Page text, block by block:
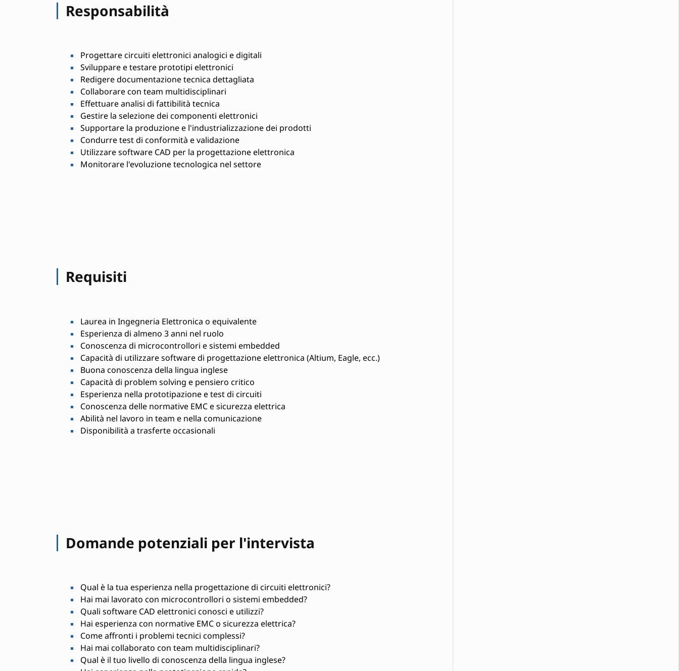
Responsabilità
Progettare circuiti elettronici analogici e digitali
Sviluppare e testare prototipi elettronici
Redigere documentazione tecnica dettagliata
Collaborare con team multidisciplinari
Effettuare analisi di fattibilità tecnica
Gestire la selezione dei componenti elettronici
Supportare la produzione e l'industrializzazione dei prodotti
Condurre test di conformità e validazione
Utilizzare software CAD per la progettazione elettronica
Monitorare l'evoluzione tecnologica nel settore
Requisiti
Laurea in Ingegneria Elettronica o equivalente
Esperienza di almeno 3 anni nel ruolo
Conoscenza di microcontrollori e sistemi embedded
Capacità di utilizzare software di progettazione elettronica (Altium, Eagle, ecc.)
Buona conoscenza della lingua inglese
Capacità di problem solving e pensiero critico
Esperienza nella prototipazione e test di circuiti
Conoscenza delle normative EMC e sicurezza elettrica
Abilità nel lavoro in team e nella comunicazione
Disponibilità a trasferte occasionali
Domande potenziali per l'intervista
Qual è la tua esperienza nella progettazione di circuiti elettronici?
Hai mai lavorato con microcontrollori o sistemi embedded?
Quali software CAD elettronici conosci e utilizzi?
Hai esperienza con normative EMC o sicurezza elettrica?
Come affronti i problemi tecnici complessi?
Hai mai collaborato con team multidisciplinari?
Qual è il tuo livello di conoscenza della lingua inglese?